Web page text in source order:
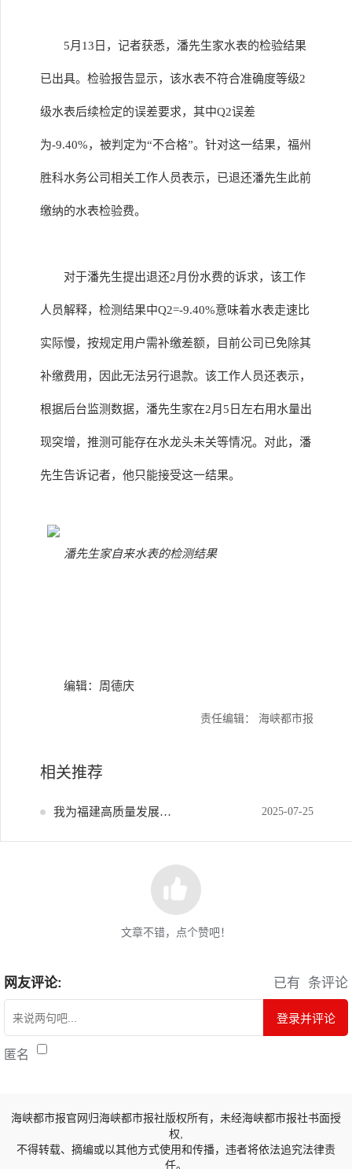
5月13日，记者获悉，潘先生家水表的检验结果
已出具。检验报告显示，该水表不符合准确度等级2
级水表后续检定的误差要求，其中Q2误差
为-9.40%，被判定为“不合格”。针对这一结果，福州
胜科水务公司相关工作人员表示，已退还潘先生此前
缴纳的水表检验费。
对于潘先生提出退还2月份水费的诉求，该工作
人员解释，检测结果中Q2=-9.40%意味着水表走速比
实际慢，按规定用户需补缴差额，目前公司已免除其
补缴费用，因此无法另行退款。该工作人员还表示，
根据后台监测数据，潘先生家在2月5日左右用水量出
现突增，推测可能存在水龙头未关等情况。对此，潘
先生告诉记者，他只能接受这一结果。
潘先生家自来水表的检测结果
编辑：周德庆
责任编辑： 海峡都市报
相关推荐
我为福建高质量发展献策 2025-07-25
文章不错，点个赞吧！
网友评论: 已有 条评论
登录并评论
匿名
海峡都市报官网归海峡都市报社版权所有，未经海峡都市报社书面授
权,
不得转载、摘编或以其他方式使用和传播，违者将依法追究法律责
任。